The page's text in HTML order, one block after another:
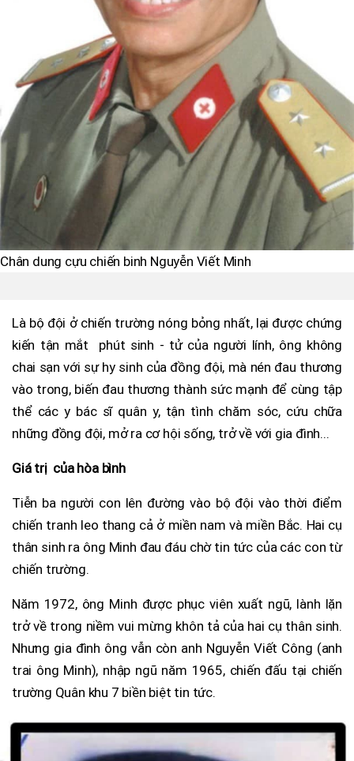
Chân dung cựu chiến binh Nguyễn Viết Minh
Là bộ đội ở chiến trường nóng bỏng nhất, lại được chứng
kiến tận mắt phút sinh - tử của người lính, ông không
chai sạn với sự hy sinh của đồng đội, mà nén đau thương
vào trong, biến đau thương thành sức mạnh để cùng tập
thể các y bác sĩ quân y, tận tình chăm sóc, cứu chữa
những đồng đội, mở ra cơ hội sống, trở về với gia đình...
Giá trị của hòa bình
Tiễn ba người con lên đường vào bộ đội vào thời điểm
chiến tranh leo thang cả ở miền nam và miền Bắc. Hai cụ
thân sinh ra ông Minh đau đáu chờ tin tức của các con từ
chiến trường.
Năm 1972, ông Minh được phục viên xuất ngũ, lành lặn
trở về trong niềm vui mừng khôn tả của hai cụ thân sinh.
Nhưng gia đình ông vẫn còn anh Nguyễn Viết Công (anh
trai ông Minh), nhập ngũ năm 1965, chiến đấu tại chiến
trường Quân khu 7 biền biệt tin tức.